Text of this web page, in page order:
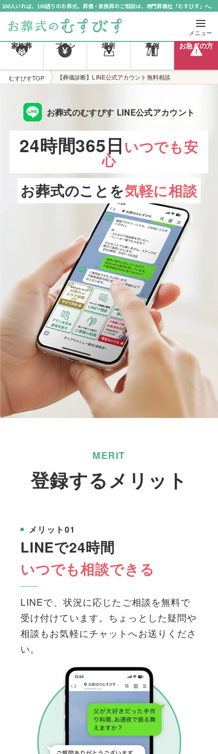
100人いれば、100通りのお葬式。葬儀・家族葬のご相談は、専門葬儀社「むすびす」へ。
メニュー
家族葬 プラン 場所 事例 お急ぎの方
むすびすTOP 【葬儀診断】LINE公式アカウント無料相談
お葬式のむすびす LINE公式アカウント
24時間365日いつでも安
心
お葬式のことを気軽に相談
MERIT
登録するメリット
メリット01
LINEで24時間
いつでも相談できる
LINEで、状況に応じたご相談を無料で
受け付けています。ちょっとした疑問や
相談もお気軽にチャットへお送りくださ
い。